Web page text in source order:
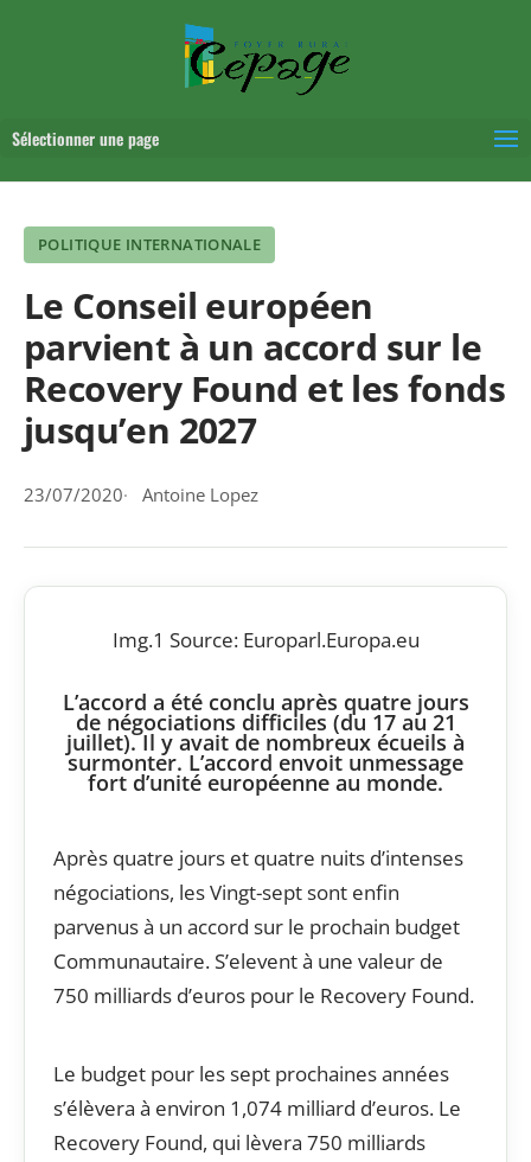
Sélectionner une page
POLITIQUE INTERNATIONALE
Le Conseil européen
parvient à un accord sur le
Recovery Found et les fonds
jusqu’en 2027
23/07/2020 Antoine Lopez
Img.1 Source: Europarl.Europa.eu
L’accord a été conclu après quatre jours
de négociations difficiles (du 17 au 21
juillet). Il y avait de nombreux écueils à
surmonter. L’accord envoit unmessage
fort d’unité européenne au monde.
Après quatre jours et quatre nuits d’intenses
négociations, les Vingt-sept sont enfin
parvenus à un accord sur le prochain budget
Communautaire. S’elevent à une valeur de
750 milliards d’euros pour le Recovery Found.
Le budget pour les sept prochaines années
s’élèvera à environ 1,074 milliard d’euros. Le
Recovery Found, qui lèvera 750 milliards